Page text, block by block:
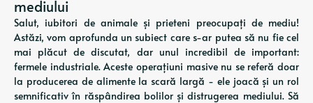
mediului
Salut, iubitori de animale și prieteni preocupați de mediu!
Astăzi, vom aprofunda un subiect care s-ar putea să nu fie cel
mai plăcut de discutat, dar unul incredibil de important:
fermele industriale. Aceste operațiuni masive nu se referă doar
la producerea de alimente la scară largă - ele joacă și un rol
semnificativ în răspândirea bolilor și distrugerea mediului. Să